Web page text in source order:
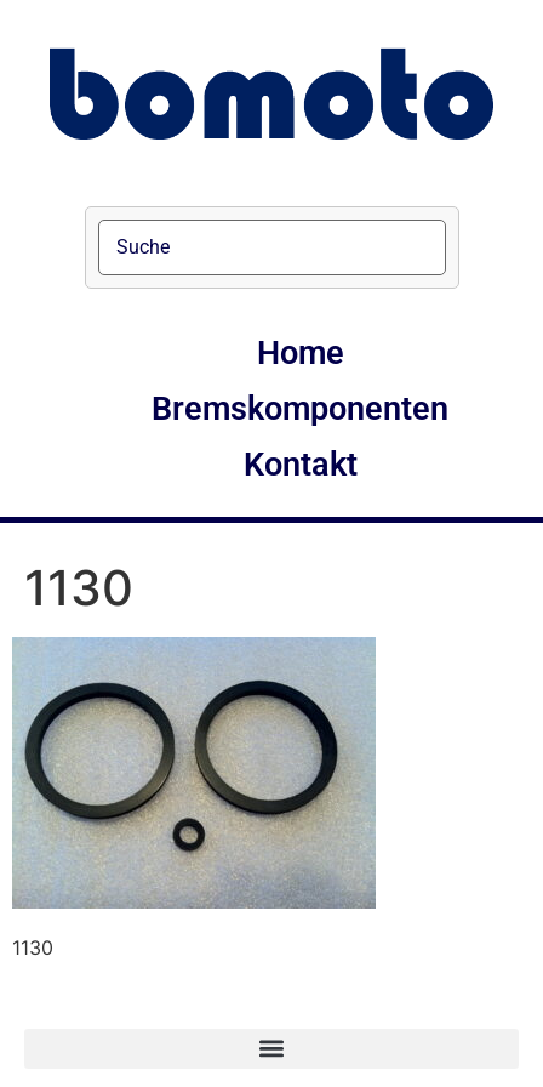
Home
Bremskomponenten
Kontakt
1130
1130